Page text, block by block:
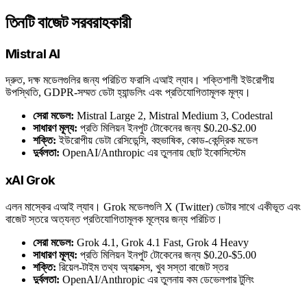
তিনটি বাজেট সরবরাহকারী
Mistral AI
দ্রুত, দক্ষ মডেলগুলির জন্য পরিচিত ফরাসি এআই ল্যাব। শক্তিশালী ইউরোপীয়
উপস্থিতি, GDPR-সম্মত ডেটা হ্যান্ডলিং এবং প্রতিযোগিতামূলক মূল্য।
সেরা মডেল: Mistral Large 2, Mistral Medium 3, Codestral
সাধারণ মূল্য: প্রতি মিলিয়ন ইনপুট টোকেনের জন্য $0.20-$2.00
শক্তি: ইউরোপীয় ডেটা রেসিডেন্সি, বহুভাষিক, কোড-কেন্দ্রিক মডেল
দুর্বলতা: OpenAI/Anthropic এর তুলনায় ছোট ইকোসিস্টেম
xAI Grok
এলন মাস্কের এআই ল্যাব। Grok মডেলগুলি X (Twitter) ডেটার সাথে একীভূত এবং
বাজেট স্তরে অত্যন্ত প্রতিযোগিতামূলক মূল্যের জন্য পরিচিত।
সেরা মডেল: Grok 4.1, Grok 4.1 Fast, Grok 4 Heavy
সাধারণ মূল্য: প্রতি মিলিয়ন ইনপুট টোকেনের জন্য $0.20-$5.00
শক্তি: রিয়েল-টাইম তথ্য অ্যাক্সেস, খুব সস্তা বাজেট স্তর
দুর্বলতা: OpenAI/Anthropic এর তুলনায় কম ডেভেলপার টুলিং